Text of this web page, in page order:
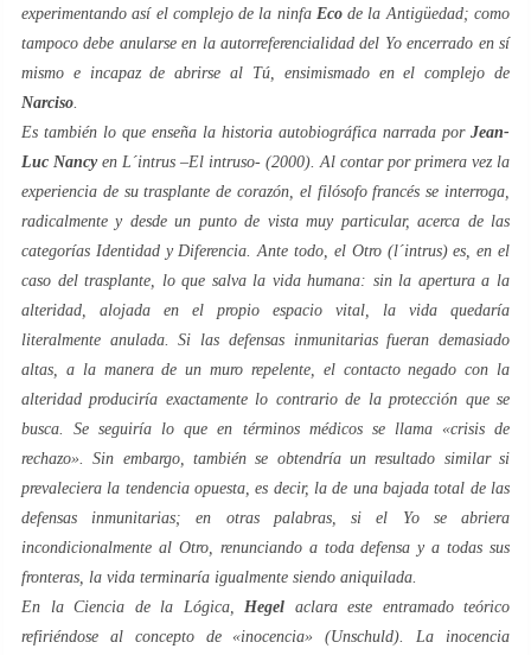
experimentando así el complejo de la ninfa Ecode la Antigüedad; como
tampoco debe anularse en la autorreferencialidad del Yoencerrado en sí
mismo e incapaz de abrirse al Tú, ensimismado en el complejo de
Narciso
Es también lo que enseña la historia autobiográfica narrada por Jean-
Luc Nancyen L´intrus –El intruso- (2000). Al contar por primera vez la
experiencia de su trasplante de corazón, el filósofo francés se interroga,
radicalmente y desde un punto de vista muy particular, acerca de las
categorías Identidady Diferencia . Ante todo, el Otro(l´intrus) es, en el
caso del trasplante, lo que salva la vida humana: sin la apertura a la
alteridad , alojada en el propio espacio vital, la vida quedaría
literalmente anulada. Si las defensas inmunitarias fueran demasiado
altas, a la manera de un muro repelente, el contacto negado con la
alteridad produciría exactamente lo contrario de la protección que se
busca. Se seguiría lo que en términos médicos se llama «crisis de
rechazo». Sin embargo, también se obtendría un resultado similar si
prevaleciera la tendencia opuesta, es decir, la de una bajada total de las
defensas inmunitarias; en otras palabras, si el Yose abriera
incondicionalmente al Otro, renunciando a toda defensa y a todas sus
fronteras, la vida terminaría igualmente siendo aniquilada.
En la Ciencia de la Lógica, Hegel aclara este entramado teórico
refiriéndose al concepto de «inocencia» (Unschuld). La inocencia